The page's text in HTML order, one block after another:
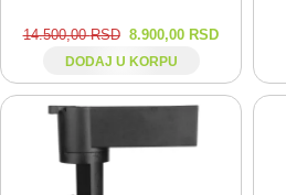
14.500,00RSD 8.900,00 RSD
DODAJ U KORPU